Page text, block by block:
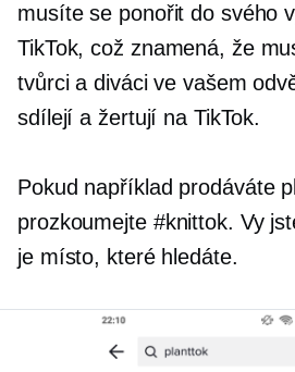
musíte se ponořit do svého
TikTok, což znamená, že
tvůrci a diváci ve vašem
sdílejí a žertují na TikTok.
Pokud například prodáváte
prozkoumejte #knittok. Vy
je místo, které hledáte.